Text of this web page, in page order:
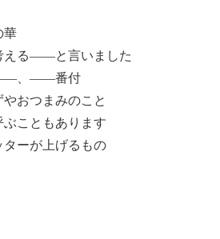
華
える――と言いました
――、――番付
おつまみのこと
こともあります
ーが上げるもの